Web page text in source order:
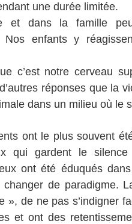
une durée limitée.
et dans la famille
Nos enfants y
c’est notre cerveau
réponses que la
dans un milieu où le
ont le plus souvent
qui gardent le
ont été éduqués
de paradigme.
», de ne pas s’indigner
et ont des